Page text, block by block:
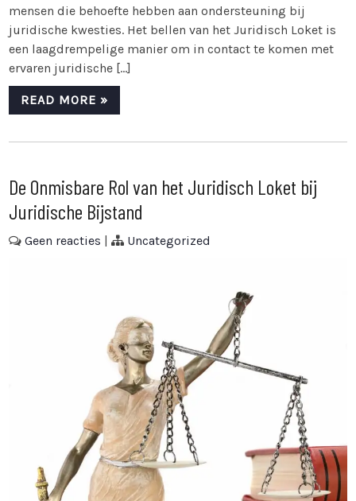
mensen die behoefte hebben aan ondersteuning bij
juridische kwesties. Het bellen van het Juridisch Loket is
een laagdrempelige manier om in contact te komen met
ervaren juridische […]
READ MORE »
De Onmisbare Rol van het Juridisch Loket bij
Juridische Bijstand
Geen reacties | Uncategorized